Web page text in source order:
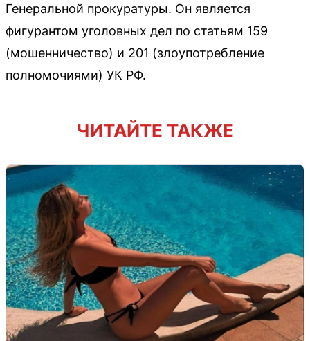
Генеральной прокуратуры. Он является
фигурантом уголовных дел по статьям 159
(мошенничество) и 201 (злоупотребление
полномочиями) УК РФ.
ЧИТАЙТЕ ТАКЖЕ